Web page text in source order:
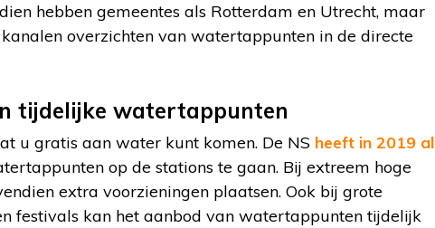
hebben gemeentes als Rotterdam en Utrecht, maar
overzichten van watertappunten in de directe
tijdelijke watertappunten
u gratis aan water kunt komen. De NS heeft in 2019 al
op de stations te gaan. Bij extreem hoge
extra voorzieningen plaatsen. Ook bij grote
festivals kan het aanbod van watertappunten tijdelijk